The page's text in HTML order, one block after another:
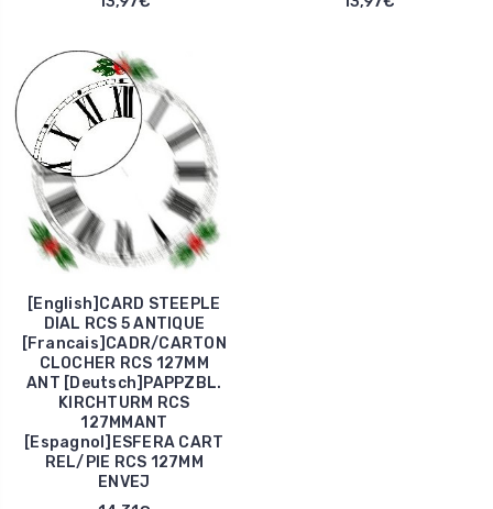
[English]CARD STEEPLE
DIAL RCS 5 ANTIQUE
[Francais]CADR/CARTON
CLOCHER RCS 127MM
ANT [Deutsch]PAPPZBL.
KIRCHTURM RCS
127MMANT
[Espagnol]ESFERA CART
REL/PIE RCS 127MM
ENVEJ